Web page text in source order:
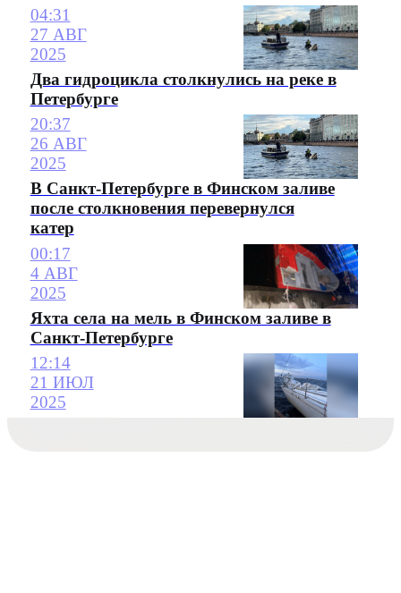
04:31
27 АВГ
2025
Два гидроцикла столкнулись на реке в
Петербурге
20:37
26 АВГ
2025
В Санкт-Петербурге в Финском заливе
после столкновения перевернулся
катер
00:17
4 АВГ
2025
Яхта села на мель в Финском заливе в
Санкт-Петербурге
12:14
21 ИЮЛ
2025